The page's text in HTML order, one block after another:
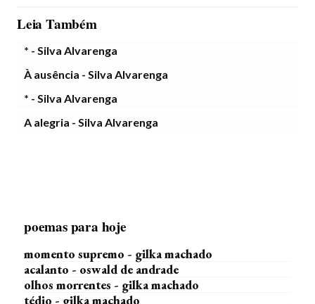
Leia Também
* - Silva Alvarenga
À ausência - Silva Alvarenga
* - Silva Alvarenga
A alegria - Silva Alvarenga
poemas para hoje
momento supremo - gilka machado
acalanto - oswald de andrade
olhos morrentes - gilka machado
tédio - gilka machado